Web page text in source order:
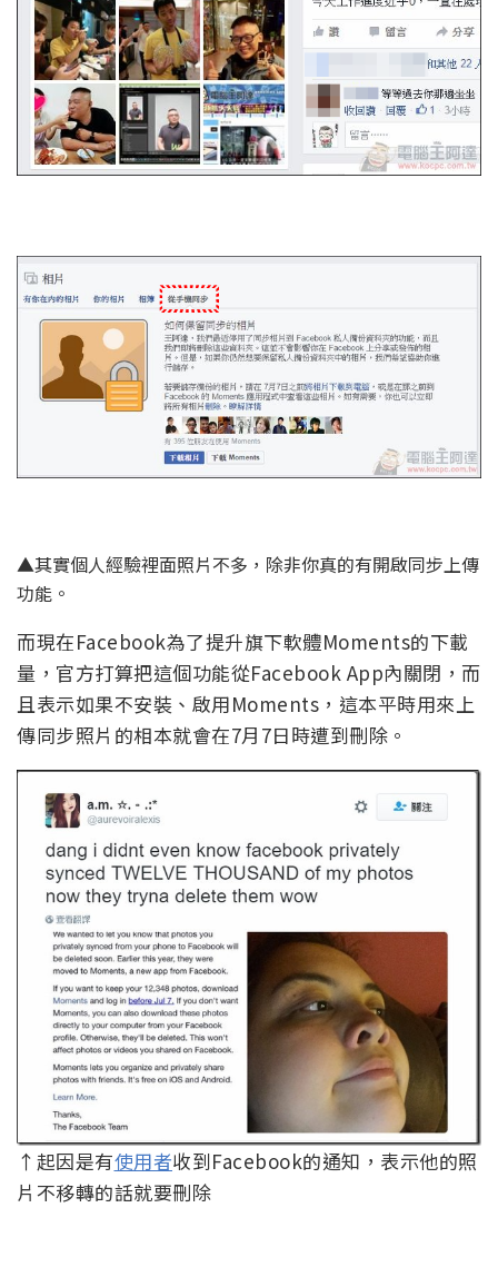
▲其實個人經驗裡面照片不多，除非你真的有開啟同步上傳
功能。
而現在Facebook為了提升旗下軟體Moments的下載
量，官方打算把這個功能從Facebook App內關閉，而
且表示如果不安裝、啟用Moments，這本平時用來上
傳同步照片的相本就會在7月7日時遭到刪除。
↑起因是有使用者收到Facebook的通知，表示他的照
片不移轉的話就要刪除